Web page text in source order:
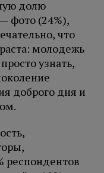
долю
фото (24%),
что
молодежь
узнать,
доброго дня и